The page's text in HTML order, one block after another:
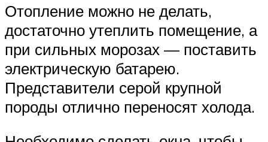
Отопление можно не делать,
достаточно утеплить помещение, а
при сильных морозах — поставить
электрическую батарею.
Представители серой крупной
породы отлично переносят холода.